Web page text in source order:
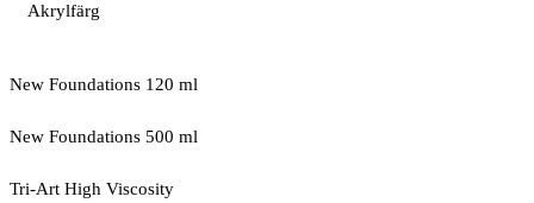
Akrylfärg
New Foundations 120 ml
New Foundations 500 ml
Tri-Art High Viscosity